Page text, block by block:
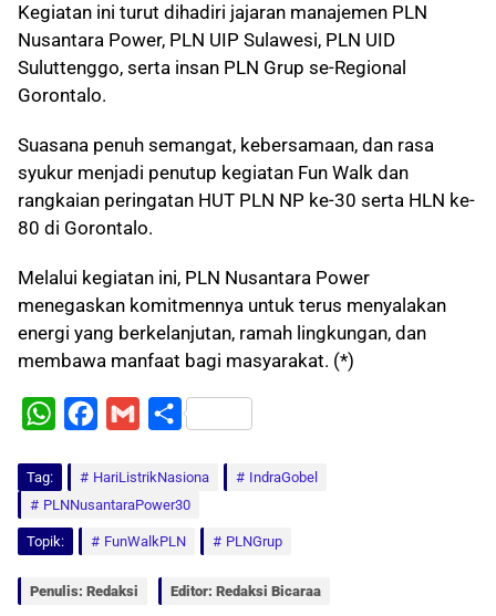
Kegiatan ini turut dihadiri jajaran manajemen PLN
Nusantara Power, PLN UIP Sulawesi, PLN UID
Suluttenggo, serta insan PLN Grup se-Regional
Gorontalo.
Suasana penuh semangat, kebersamaan, dan rasa
syukur menjadi penutup kegiatan Fun Walk dan
rangkaian peringatan HUT PLN NP ke-30 serta HLN ke-
80 di Gorontalo.
Melalui kegiatan ini, PLN Nusantara Power
menegaskan komitmennya untuk terus menyalakan
energi yang berkelanjutan, ramah lingkungan, dan
membawa manfaat bagi masyarakat. (*)
W
t
s
c
e
b
a
i
l
S
a
r
e
Tag: HariListrikNasiona
IndraGobel
PLNNusantaraPower30
Topik: FunWalkPLN PLNGrup
Penulis: Redaksi Editor: Redaksi Bicaraa